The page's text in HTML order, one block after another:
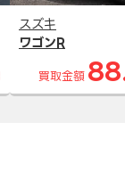
スズキ
ワゴンR
買取金額